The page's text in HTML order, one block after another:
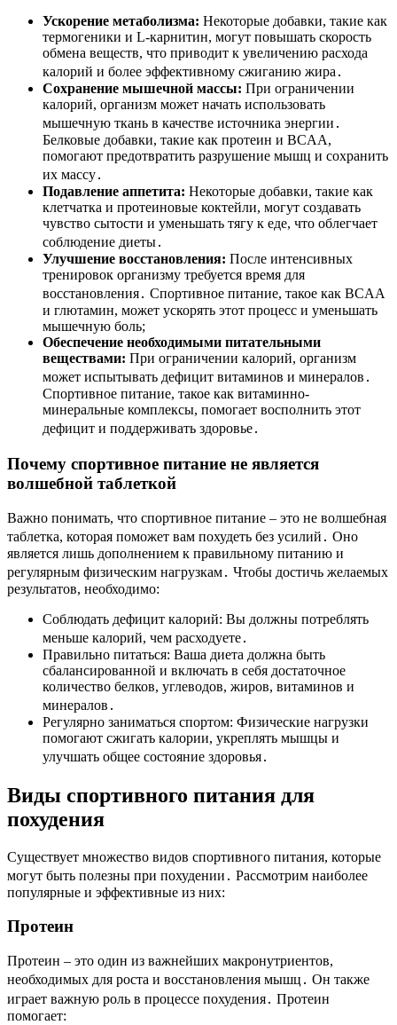
Ускорение метаболизма: Некоторые добавки, такие как
термогеники и L-карнитин, могут повышать скорость
обмена веществ, что приводит к увеличению расхода
калорий и более эффективному сжиганию жира․
Сохранение мышечной массы: При ограничении
калорий, организм может начать использовать
мышечную ткань в качестве источника энергии․
Белковые добавки, такие как протеин и BCAA,
помогают предотвратить разрушение мышц и сохранить
их массу․
Подавление аппетита: Некоторые добавки, такие как
клетчатка и протеиновые коктейли, могут создавать
чувство сытости и уменьшать тягу к еде, что облегчает
соблюдение диеты․
Улучшение восстановления: После интенсивных
тренировок организму требуется время для
восстановления․ Спортивное питание, такое как BCAA
и глютамин, может ускорять этот процесс и уменьшать
мышечную боль;
Обеспечение необходимыми питательными
веществами: При ограничении калорий, организм
может испытывать дефицит витаминов и минералов․
Спортивное питание, такое как витаминно-
минеральные комплексы, помогает восполнить этот
дефицит и поддерживать здоровье․
Почему спортивное питание не является
волшебной таблеткой
Важно понимать, что спортивное питание – это не волшебная
таблетка, которая поможет вам похудеть без усилий․ Оно
является лишь дополнением к правильному питанию и
регулярным физическим нагрузкам․ Чтобы достичь желаемых
результатов, необходимо:
Соблюдать дефицит калорий: Вы должны потреблять
меньше калорий, чем расходуете․
Правильно питаться: Ваша диета должна быть
сбалансированной и включать в себя достаточное
количество белков, углеводов, жиров, витаминов и
минералов․
Регулярно заниматься спортом: Физические нагрузки
помогают сжигать калории, укреплять мышцы и
улучшать общее состояние здоровья․
Виды спортивного питания для
похудения
Существует множество видов спортивного питания, которые
могут быть полезны при похудении․ Рассмотрим наиболее
популярные и эффективные из них:
Протеин
Протеин – это один из важнейших макронутриентов,
необходимых для роста и восстановления мышц․ Он также
играет важную роль в процессе похудения․ Протеин
помогает: